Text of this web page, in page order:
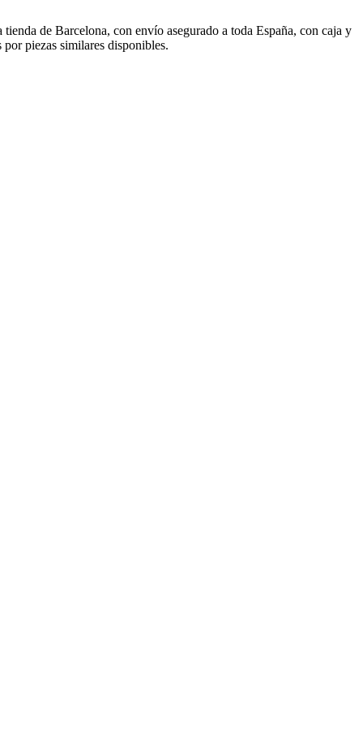
de Barcelona, con envío asegurado a toda España, con caja y
piezas similares disponibles.